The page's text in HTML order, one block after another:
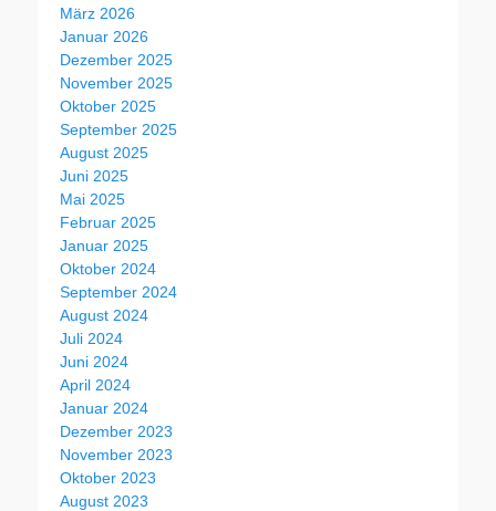
März 2026
Januar 2026
Dezember 2025
November 2025
Oktober 2025
September 2025
August 2025
Juni 2025
Mai 2025
Februar 2025
Januar 2025
Oktober 2024
September 2024
August 2024
Juli 2024
Juni 2024
April 2024
Januar 2024
Dezember 2023
November 2023
Oktober 2023
August 2023